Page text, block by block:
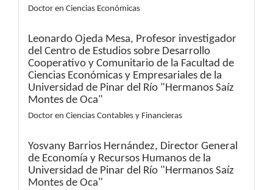
Doctor en Ciencias Económicas
Leonardo Ojeda Mesa, Profesor investigador
del Centro de Estudios sobre Desarrollo
Cooperativo y Comunitario de la Facultad de
Ciencias Económicas y Empresariales de la
Universidad de Pinar del Río "Hermanos Saíz
Montes de Oca"
Doctor en Ciencias Contables y Financieras
Yosvany Barrios Hernández, Director General
de Economía y Recursos Humanos de la
Universidad de Pinar del Río "Hermanos Saíz
Montes de Oca"